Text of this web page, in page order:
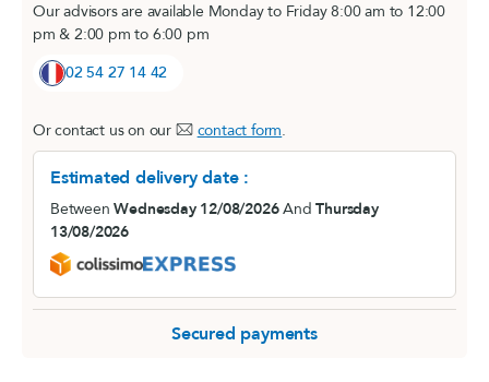
Our advisors are available Monday to Friday 8:00 am to 12:00
pm & 2:00 pm to 6:00 pm
02 54 27 14 42
Or contact us on our contact form.
Estimated delivery date :
BetweenWednesday 12/08/2026AndThursday
13/08/2026
Secured payments